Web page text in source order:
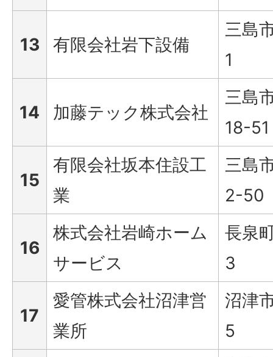
13 有限会社岩下設備
三島
1
14 加藤テック株式会社
三島
18-51
15
有限会社坂本住設工
業
三島
2-50
16
株式会社岩崎ホーム
サービス
長泉
3
17
愛管株式会社沼津営
業所
沼津
5